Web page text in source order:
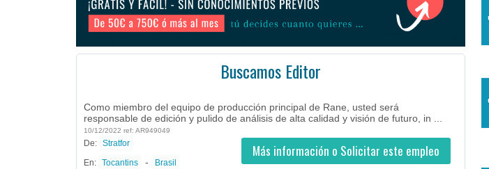
Buscamos Editor
Como miembro del equipo de producción principal de Rane, usted será
responsable de edición y pulido de análisis de alta calidad y visión de futuro, in ...
10/12/2022 ref: AR949049
Más información o Solicitar este empleo
De: Stratfor
En: Tocantins -
Brasil